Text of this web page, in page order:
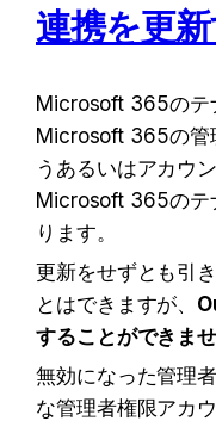
連携を更
Microsoft 365のテ
Microsoft 365の管
うあるいはアカウ
Microsoft 365のテ
ります。
更新をせずとも引
とはできますが、
することができませ
無効になった管理
な管理者権限アカ